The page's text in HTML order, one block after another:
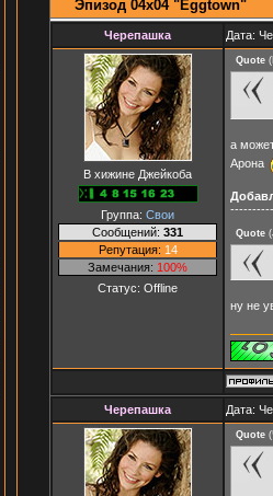
Эпизод 04х04 "Eggtown"
Черепашка Дата:
В хижине Джейкоба
Группа: Свои
Сообщений: 331
Репутация: 14
Замечания: 100%
Статус: Offline
Quote (
а
Арона
Quote (
ну не
Черепашка Дата:
Quote (